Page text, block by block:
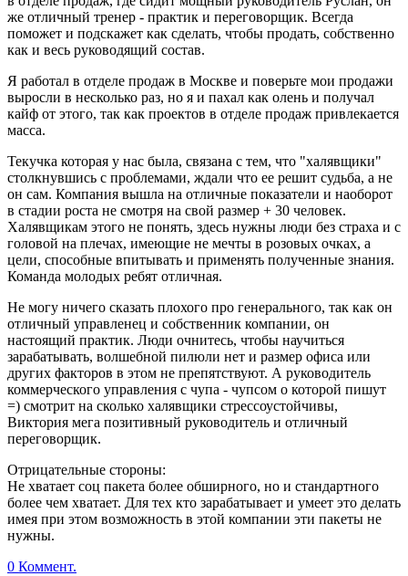
же отличный тренер - практик и переговорщик. Всегда
поможет и подскажет как сделать, чтобы продать, собственно
как и весь руководящий состав.
Я работал в отделе продаж в Москве и поверьте мои продажи
выросли в несколько раз, но я и пахал как олень и получал
кайф от этого, так как проектов в отделе продаж привлекается
масса.
Текучка которая у нас была, связана с тем, что "халявщики"
столкнувшись с проблемами, ждали что ее решит судьба, а не
он сам. Компания вышла на отличные показатели и наоборот
в стадии роста не смотря на свой размер + 30 человек.
Халявщикам этого не понять, здесь нужны люди без страха и с
головой на плечах, имеющие не мечты в розовых очках, а
цели, способные впитывать и применять полученные знания.
Команда молодых ребят отличная.
Не могу ничего сказать плохого про генерального, так как он
отличный управленец и собственник компании, он
настоящий практик. Люди очнитесь, чтобы научиться
зарабатывать, волшебной пилюли нет и размер офиса или
других факторов в этом не препятствуют. А руководитель
коммерческого управления с чупа - чупсом о которой пишут
=) смотрит на сколько халявщики стрессоустойчивы,
Виктория мега позитивный руководитель и отличный
переговорщик.
Отрицательные стороны:
Не хватает соц пакета более обширного, но и стандартного
более чем хватает. Для тех кто зарабатывает и умеет это делать
имея при этом возможность в этой компании эти пакеты не
нужны.
0 Коммент.